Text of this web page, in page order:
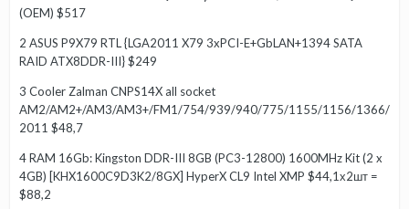
(OEM) $517
2 ASUS P9X79 RTL {LGA2011 X79 3xPCI-E+GbLAN+1394 SATA
RAID ATX8DDR-III} $249
3 Cooler Zalman CNPS14X all socket
AM2/AM2+/AM3/AM3+/FM1/754/939/940/775/1155/1156/1366/
2011 $48,7
4 RAM 16Gb: Kingston DDR-III 8GB (PC3-12800) 1600MHz Kit (2 x
4GB) [KHX1600C9D3K2/8GX] HyperX CL9 Intel XMP $44,1х2шт =
$88,2